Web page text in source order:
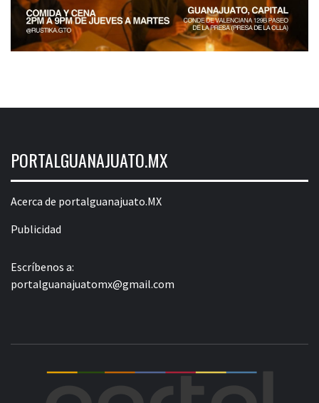
PORTALGUANAJUATO.MX
Acerca de portalguanajuato.MX
Publicidad
Escríbenos a:
portalguanajuatomx@gmail.com